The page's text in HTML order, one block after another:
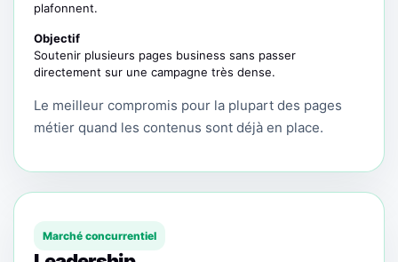
plafonnent.
Objectif
Soutenir plusieurs pages business sans passer
directement sur une campagne très dense.
Le meilleur compromis pour la plupart des pages
métier quand les contenus sont déjà en place.
Marché concurrentiel